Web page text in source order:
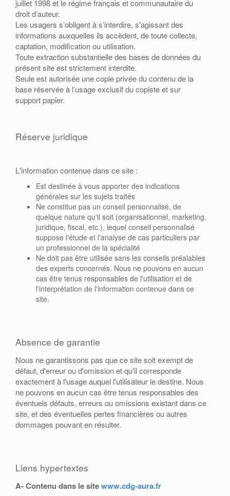
juillet 1998 et le régime français et communautaire du
droit d’auteur.
Les usagers s’obligent à s’interdire, s'agissant des
informations auxquelles ils accèdent, de toute collecte,
captation, modification ou utilisation.
Toute extraction substantielle des bases de données du
présent site est strictement interdite.
Seule est autorisée une copie privée du contenu de la
base réservée à l’usage exclusif du copiste et sur
support papier.
Réserve juridique
L'information contenue dans ce site :
Est destinée à vous apporter des indications
générales sur les sujets traités
Ne constitue pas un conseil personnalisé, de
quelque nature qu'il soit (organisationnel, marketing,
juridique, fiscal, etc.), lequel conseil personnalisé
suppose l'étude et l'analyse de cas particuliers par
un professionnel de la spécialité
Ne doit pas être utilisée sans les conseils préalables
des experts concernés. Nous ne pouvons en aucun
cas être tenus responsables de l'utilisation et de
l'interprétation de l'information contenue dans ce
site.
Absence de garantie
Nous ne garantissons pas que ce site soit exempt de
défaut, d'erreur ou d'omission et qu'il corresponde
exactement à l'usage auquel l'utilisateur le destine. Nous
ne pouvons en aucun cas être tenus responsables des
éventuels défauts, erreurs ou omissions existant dans ce
site, et des éventuelles pertes financières ou autres
dommages pouvant en résulter.
Liens hypertextes
A- Contenu dans le sitewww.cdg-aura.fr